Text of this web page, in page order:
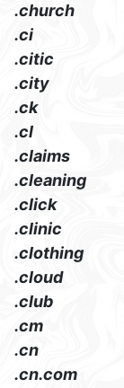
.church
.ci
.citic
.city
.ck
.cl
.claims
.cleaning
.click
.clinic
.clothing
.cloud
.club
.cm
.cn
.cn.com